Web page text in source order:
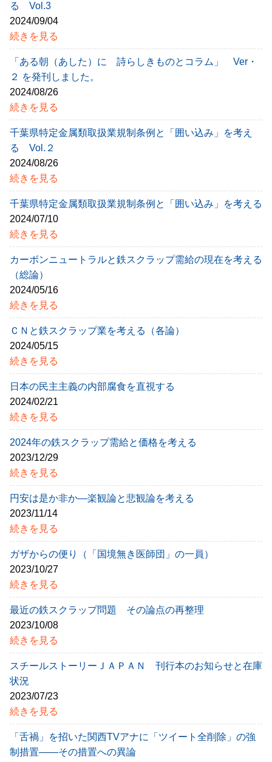
る Vol.3
2024/09/04
続きを見る
「ある朝（あした）に 詩らしきものとコラム」 Ver・
２ を発刊しました。
2024/08/26
続きを見る
千葉県特定金属類取扱業規制条例と「囲い込み」を考え
る Vol.２
2024/08/26
続きを見る
千葉県特定金属類取扱業規制条例と「囲い込み」を考える
2024/07/10
続きを見る
カーボンニュートラルと鉄スクラップ需給の現在を考える
（総論）
2024/05/16
続きを見る
ＣＮと鉄スクラップ業を考える（各論）
2024/05/15
続きを見る
日本の民主主義の内部腐食を直視する
2024/02/21
続きを見る
2024年の鉄スクラップ需給と価格を考える
2023/12/29
続きを見る
円安は是か非か―楽観論と悲観論を考える
2023/11/14
続きを見る
ガザからの便り（「国境無き医師団」の一員）
2023/10/27
続きを見る
最近の鉄スクラップ問題 その論点の再整理
2023/10/08
続きを見る
スチールストーリーＪＡＰＡＮ 刊行本のお知らせと在庫
状況
2023/07/23
続きを見る
「舌禍」を招いた関西TVアナに「ツイート全削除」の強
制措置――その措置への異論